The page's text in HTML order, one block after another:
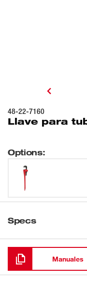
48-22-7160
Llave para
Options:
Specs
Cargando
Manuales